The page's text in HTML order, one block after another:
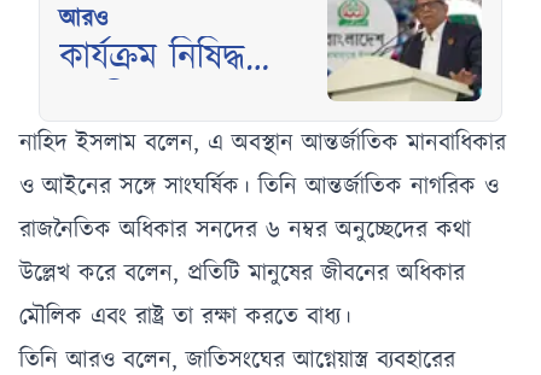
আরও
কার্যক্রম নিষিদ্ধ
কথা বলা শুরু
করেছে বিরোধীদল :
মির্জা ফখরুল
নাহিদ ইসলাম বলেন, এ অবস্থান আন্তর্জাতিক মানবাধিকার
ও আইনের সঙ্গে সাংঘর্ষিক। তিনি আন্তর্জাতিক নাগরিক ও
রাজনৈতিক অধিকার সনদের ৬ নম্বর অনুচ্ছেদের কথা
উল্লেখ করে বলেন, প্রতিটি মানুষের জীবনের অধিকার
মৌলিক এবং রাষ্ট্র তা রক্ষা করতে বাধ্য।
তিনি আরও বলেন, জাতিসংঘের আগ্নেয়াস্ত্র ব্যবহারের